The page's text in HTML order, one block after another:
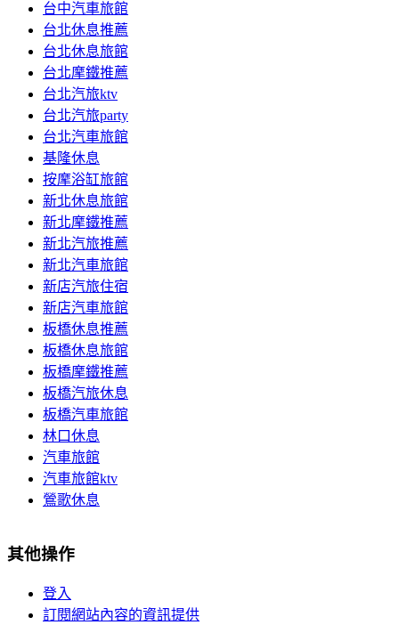
台中汽車旅館
台北休息推薦
台北休息旅館
台北摩鐵推薦
台北汽旅ktv
台北汽旅party
台北汽車旅館
基隆休息
按摩浴缸旅館
新北休息旅館
新北摩鐵推薦
新北汽旅推薦
新北汽車旅館
新店汽旅住宿
新店汽車旅館
板橋休息推薦
板橋休息旅館
板橋摩鐵推薦
板橋汽旅休息
板橋汽車旅館
林口休息
汽車旅館
汽車旅館ktv
鶯歌休息
其他操作
登入
訂閱網站內容的資訊提供